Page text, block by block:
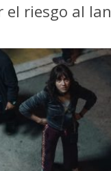
el riesgo al